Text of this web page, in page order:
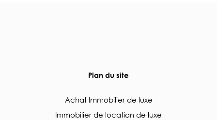
Plan du site
Achat Immobilier de luxe
Immobilier de location de luxe